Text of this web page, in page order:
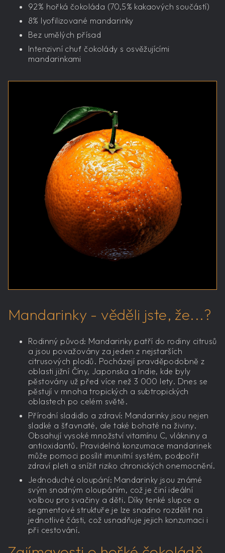
92% hořká čokoláda (70,5% kakaových součástí)
8% lyofilizované mandarinky
Bez umělých přísad
Intenzivní chuť čokolády s osvěžujícími
mandarinkami
Mandarinky - věděli jste, že...?
Rodinný původ: Mandarinky patří do rodiny citrusů
a jsou považovány za jeden z nejstarších
citrusových plodů. Pocházejí pravděpodobně z
oblasti jižní Číny, Japonska a Indie, kde byly
pěstovány už před více než 3 000 lety. Dnes se
pěstují v mnoha tropických a subtropických
oblastech po celém světě.
Přírodní sladidlo a zdraví: Mandarinky jsou nejen
sladké a šťavnaté, ale také bohaté na živiny.
Obsahují vysoké množství vitamínu C, vlákniny a
antioxidantů. Pravidelná konzumace mandarinek
může pomoci posílit imunitní systém, podpořit
zdraví pleti a snížit riziko chronických onemocnění.
Jednoduché oloupání: Mandarinky jsou známé
svým snadným oloupáním, což je činí ideální
volbou pro svačiny a děti. Díky tenké slupce a
segmentové struktuře je lze snadno rozdělit na
jednotlivé části, což usnadňuje jejich konzumaci i
při cestování.